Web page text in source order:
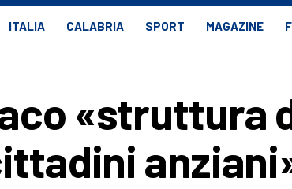
ITALIA CALABRIA SPORT MAGAZINE
«struttura